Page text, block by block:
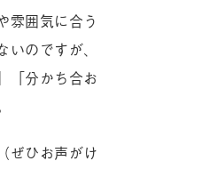
雰囲気に合う
のですが、
「分かち合お
ぜひお声がけ